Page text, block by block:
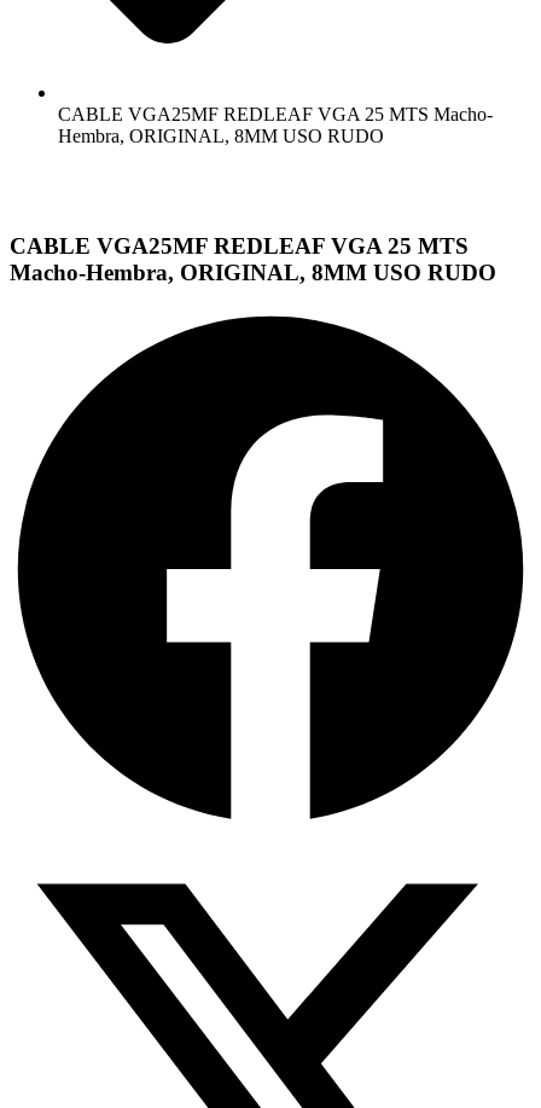
CABLE VGA25MF REDLEAF VGA 25 MTS Macho-
Hembra, ORIGINAL, 8MM USO RUDO
CABLE VGA25MF REDLEAF VGA 25 MTS
Macho-Hembra, ORIGINAL, 8MM USO RUDO